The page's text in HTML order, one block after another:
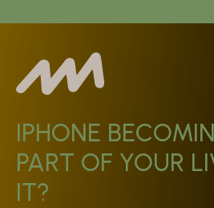
IPHONE
PART OF YOUR
IT?